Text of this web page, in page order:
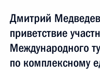
Дмитрий
приветствие
Международного
по комплексному